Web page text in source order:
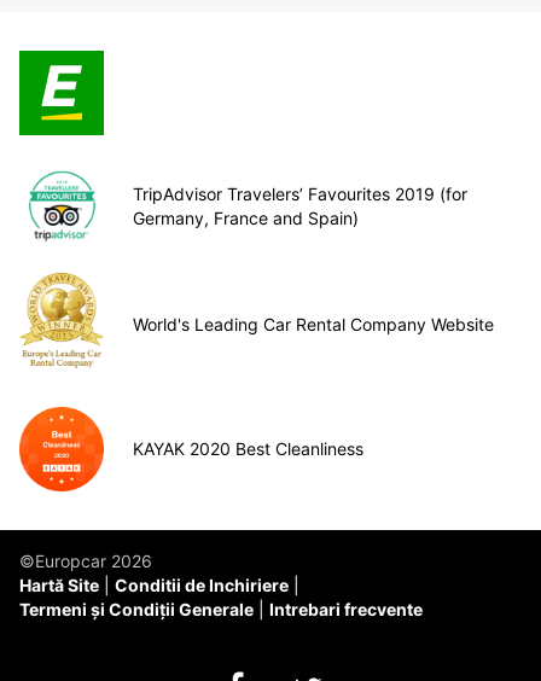
TripAdvisor Travelers’ Favourites 2019 (for
Germany, France and Spain)
World's Leading Car Rental Company Website
KAYAK 2020 Best Cleanliness
©Europcar 2026
Hartă Site
Conditii de Inchiriere
Termeni și Condiții Generale
Intrebari frecvente